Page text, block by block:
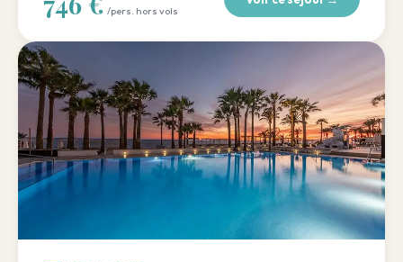
/pers. hors vols